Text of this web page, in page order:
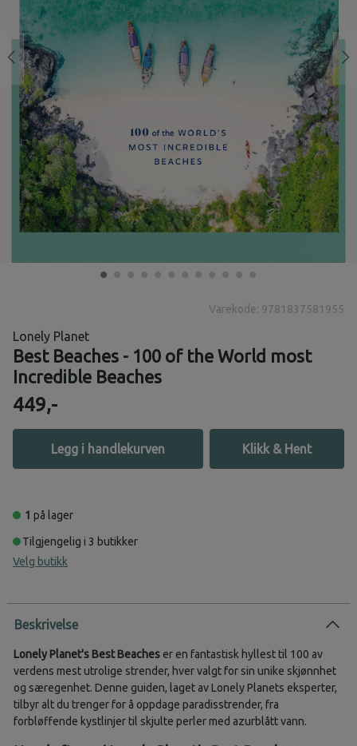
Varekode: 9781837581955
Lonely Planet
Best Beaches - 100 of the World most
Incredible Beaches
449,-
Legg i handlekurven Klikk & Hent
1 på lager
Tilgjengelig i 3 butikker
Velg butikk
Beskrivelse
Lonely Planet's Best Beacheser en fantastisk hyllest til 100 av
verdens mest utrolige strender, hver valgt for sin unike skjønnhet
og særegenhet. Denne guiden, laget av Lonely Planets eksperter,
tilbyr alt du trenger for å oppdage paradisstrender, fra
forbløffende kystlinjer til skjulte perler med azurblått vann.